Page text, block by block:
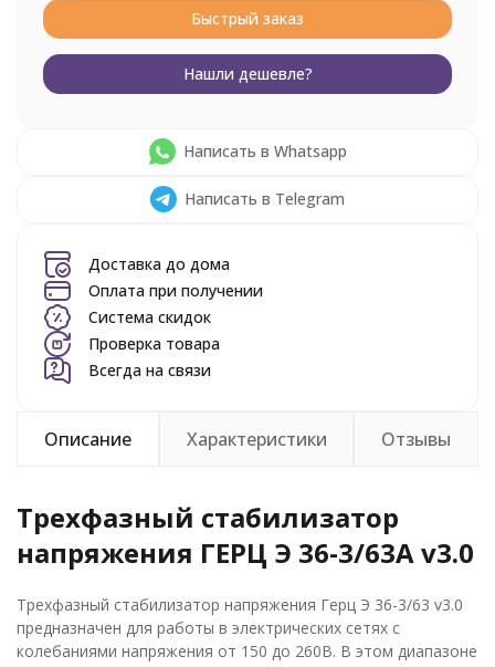
Быстрый заказ
Нашли дешевле?
Написать в Whatsapp
Написать в Telegram
Доставка до дома
Оплата при получении
Система скидок
Проверка товара
Всегда на связи
Описание Характеристики Отзывы
Трехфазный стабилизатор
напряжения ГЕРЦ Э 36-3/63A v3.0
Трехфазный стабилизатор напряжения Герц Э 36-3/63 v3.0
предназначен для работы в электрических сетях с
колебаниями напряжения от 150 до 260В. В этом диапазоне